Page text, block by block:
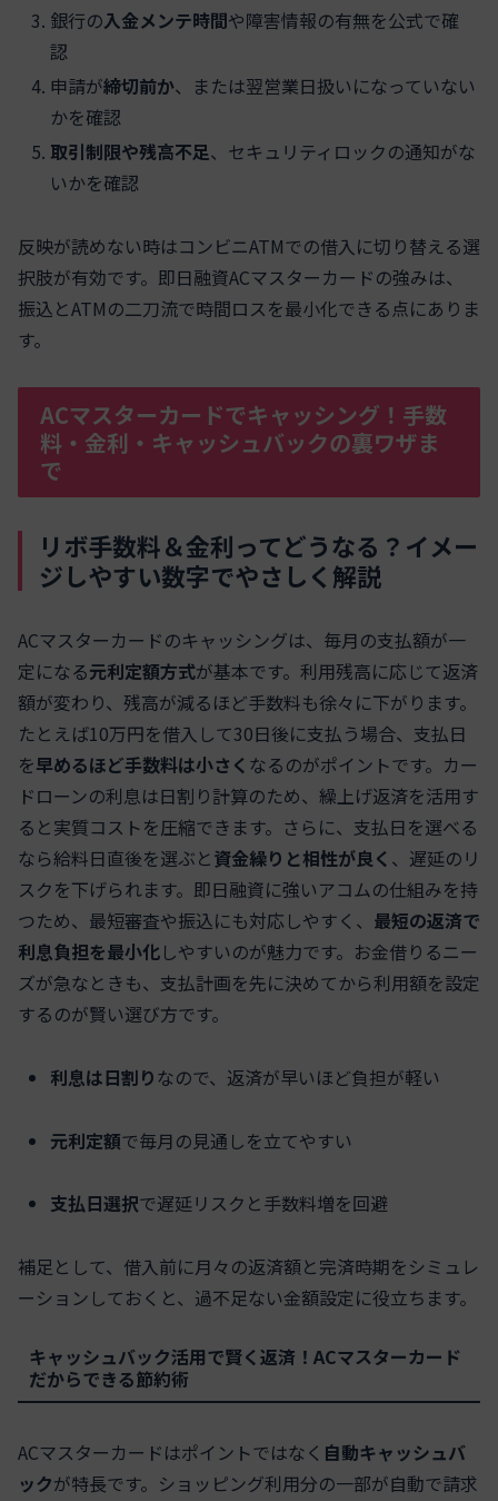
銀行の入金メンテ時間や障害情報の有無を公式で確
認
申請が締切前か、または翌営業日扱いになっていない
かを確認
取引制限や残高不足、セキュリティロックの通知がな
いかを確認
反映が読めない時はコンビニATMでの借入に切り替える選
択肢が有効です。即日融資ACマスターカードの強みは、
振込とATMの二刀流で時間ロスを最小化できる点にありま
す。
ACマスターカードでキャッシング！手数
料・金利・キャッシュバックの裏ワザま
で
リボ手数料＆金利ってどうなる？イメー
ジしやすい数字でやさしく解説
ACマスターカードのキャッシングは、毎月の支払額が一
定になる元利定額方式が基本です。利用残高に応じて返済
額が変わり、残高が減るほど手数料も徐々に下がります。
たとえば10万円を借入して30日後に支払う場合、支払日
を早めるほど手数料は小さく なるのがポイントです。カー
ドローンの利息は日割り計算のため、繰上げ返済を活用す
ると実質コストを圧縮できます。さらに、支払日を選べる
なら給料日直後を選ぶと資金繰りと相性が良く 、遅延のリ
スクを下げられます。即日融資に強いアコムの仕組みを持
つため、最短審査や振込にも対応しやすく、 最短の返済で
利息負担を最小化しやすいのが魅力です。お金借りるニー
ズが急なときも、支払計画を先に決めてから利用額を設定
するのが賢い選び方です。
利息は日割りなので、返済が早いほど負担が軽い
元利定額で毎月の見通しを立てやすい
支払日選択で遅延リスクと手数料増を回避
補足として、借入前に月々の返済額と完済時期をシミュレ
ーションしておくと、過不足ない金額設定に役立ちます。
キャッシュバック活用で賢く返済！ACマスターカード
だからできる節約術
ACマスターカードはポイントではなく 自動キャッシュバ
ックが特長です。ショッピング利用分の一部が自動で請求